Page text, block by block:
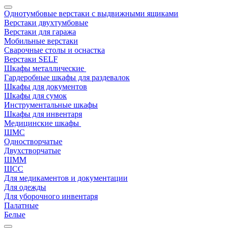
Однотумбовые верстаки с выдвижными ящиками
Верстаки двухтумбовые
Верстаки для гаража
Мобильные верстаки
Сварочные столы и оснастка
Верстаки SELF
Шкафы металлические
Гардеробные шкафы для раздевалок
Шкафы для документов
Шкафы для сумок
Инструментальные шкафы
Шкафы для инвентаря
Медицинские шкафы
ШМС
Одностворчатые
Двухстворчатые
ШММ
ШСС
Для медикаментов и документации
Для одежды
Для уборочного инвентаря
Палатные
Белые